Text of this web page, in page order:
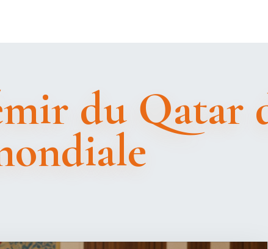
du Qatar